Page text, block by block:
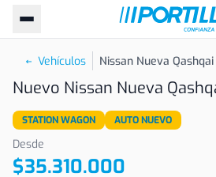
Vehículos Nissan Nueva Qashqai
Nuevo Nissan Nueva
STATION WAGON AUTO NUEVO
Desde
$35.310.000